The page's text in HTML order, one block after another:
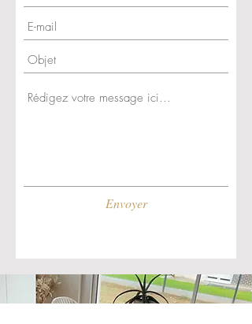
Nos photos sont donc non
contractuelles.
Envoyer